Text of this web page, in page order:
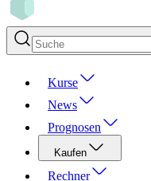
Kurse
News
Prognosen
Kaufen
Rechner